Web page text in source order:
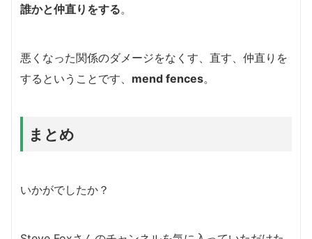
誰かと仲直りをする。
悪くなった関係のダメージをなくす、直す、仲直りを
するということです、 mend fences。
まとめ
いかがでしたか？